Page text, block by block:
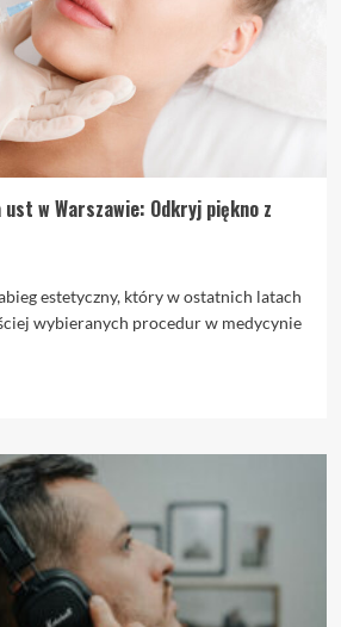
w Warszawie: Odkryj piękno z
estetyczny, który w ostatnich latach
wybieranych procedur w medycynie